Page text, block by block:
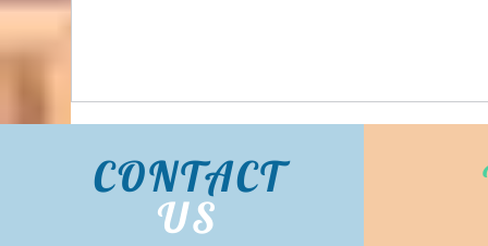
CONTACT
US